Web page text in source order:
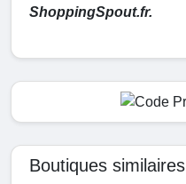
ShoppingSpout.fr.
Boutiques similaires